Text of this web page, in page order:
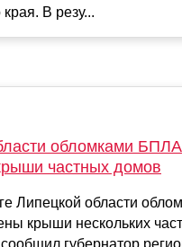
В резу...
обломками БПЛА
частных домов
Липецкой области
крыши нескольких
губернатор